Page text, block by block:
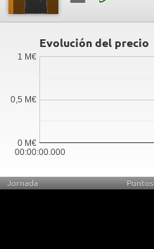
Evolución del precio
00:00:00.000
0 M€
0,5 M€
1 M€
Jornada Puntos